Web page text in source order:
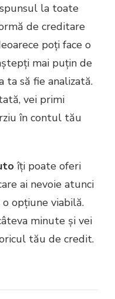
la toate
de creditare
poți face o
mai puțin de
ta să fie analizată.
vei primi
în contul tău
îți poate oferi
ai nevoie atunci
opțiune viabilă.
minute și vei
tău de credit.